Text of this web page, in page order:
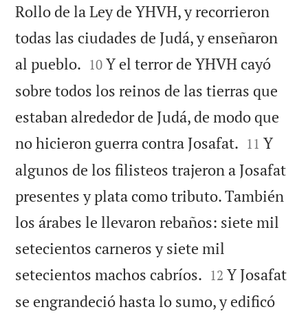
Rollo de la Ley de YHVH, y recorrieron
todas las ciudades de Judá, y enseñaron
al pueblo. 

10 Y el terror de YHVH cayó
sobre todos los reinos de las tierras que
estaban alrededor de Judá, de modo que
no hicieron guerra contra Josafat. 

11 Y
algunos de los filisteos trajeron a Josafat
presentes y plata como tributo. También
los árabes le llevaron rebaños: siete mil
setecientos carneros y siete mil
setecientos machos cabríos. 

12 Y Josafat
se engrandeció hasta lo sumo, y edificó